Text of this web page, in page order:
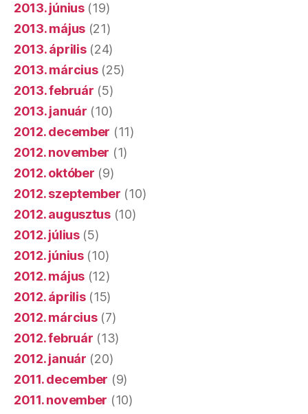
2013. június(19)
2013. május (21)
2013. április(24)
2013. március(25)
2013. február (5)
2013. január (10)
2012. december (11)
2012. november (1)
2012. október (9)
2012. szeptember (10)
2012. augusztus(10)
2012. július(5)
2012. június(10)
2012. május (12)
2012. április(15)
2012. március(7)
2012. február (13)
2012. január (20)
2011. december (9)
2011. november (10)